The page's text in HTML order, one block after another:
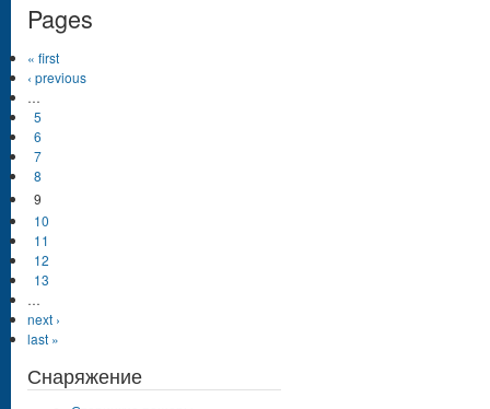
Pages
« first
‹ previous
…
5
6
7
8
9
10
11
12
13
…
next ›
last »
Снаряжение